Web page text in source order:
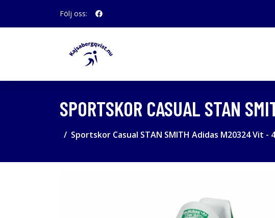
Följ oss:
SPORTSKOR CASUAL STAN
Sportskor Casual STAN SMITH Adidas M20324 Vit -